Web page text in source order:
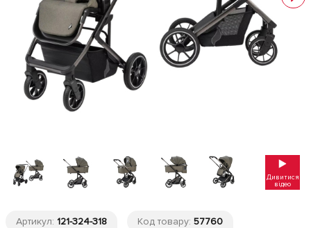
Дивитися
відео
Артикул: 121-324-318 Код товару: 57760